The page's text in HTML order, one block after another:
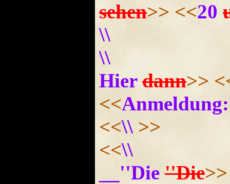
sehen>> <<20
\\
\\
Hier dann>>
<<Anmeldung:
<<\\ >>
<<\\
__''Die ''Die>>